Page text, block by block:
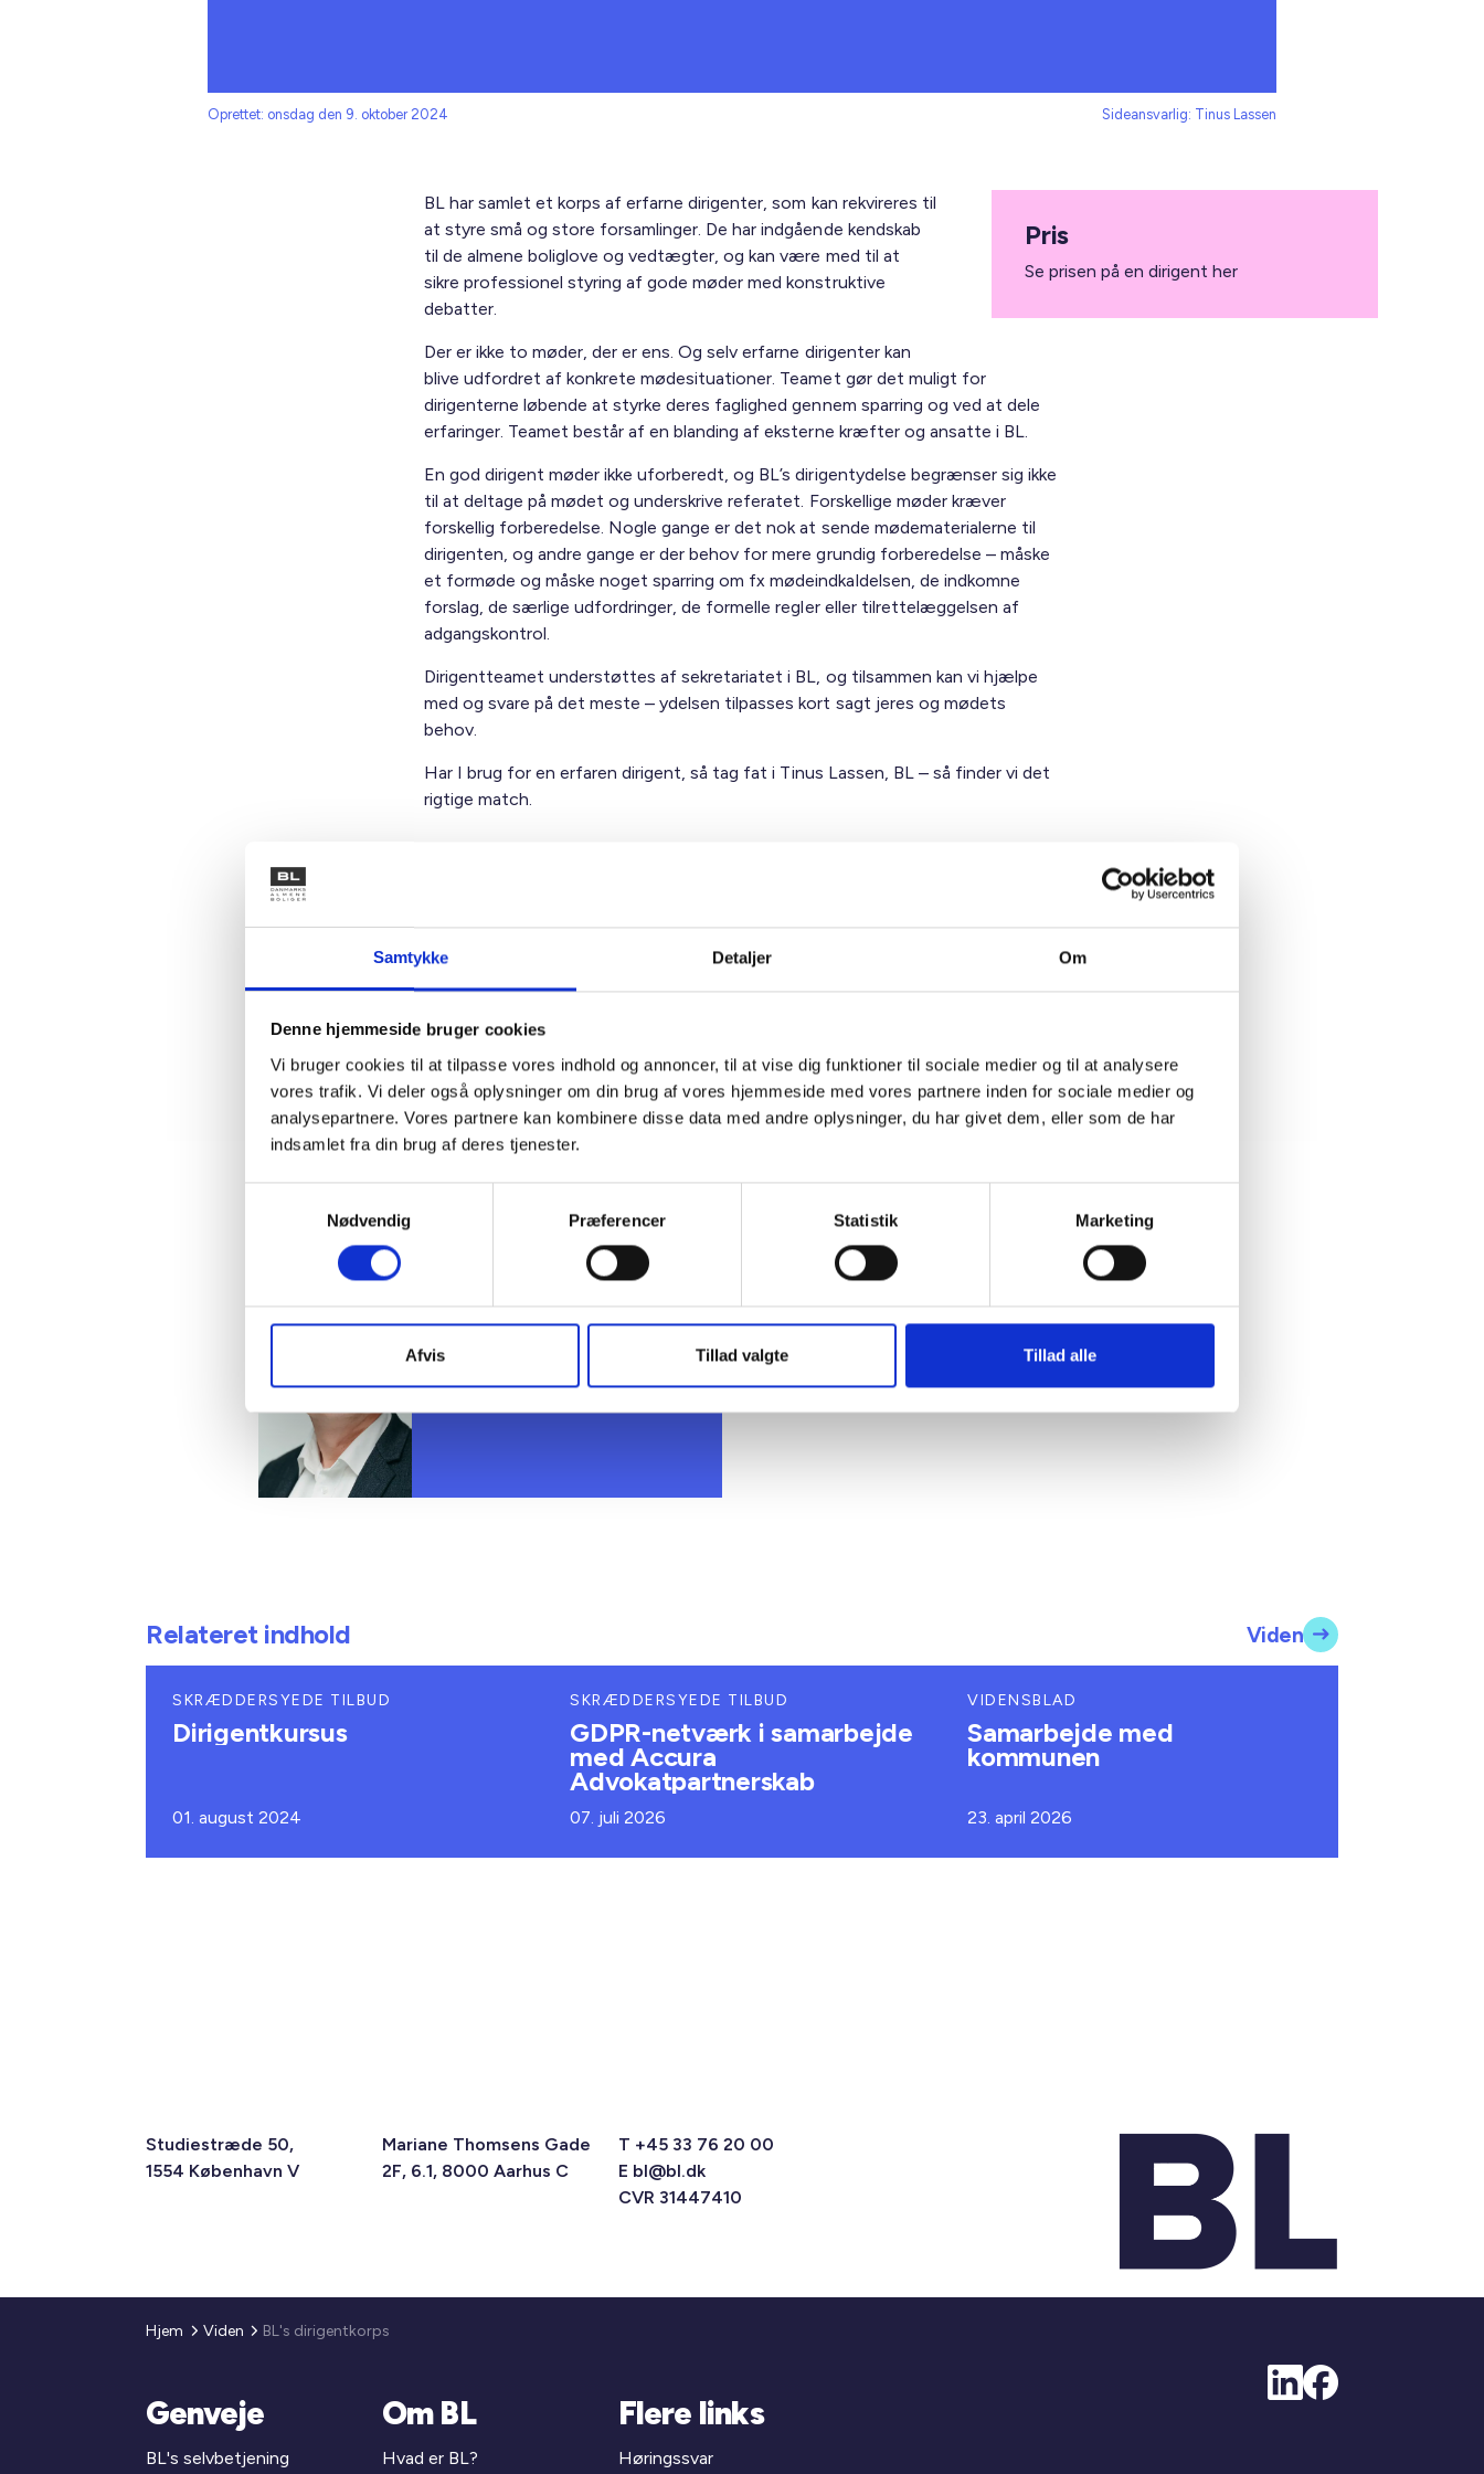
Samtykke Detaljer Om
Denne hjemmeside bruger cookies
Vi bruger cookies til at tilpasse vores indhold og annoncer, til at vise dig funktioner til sociale medier og til at analysere
vores trafik. Vi deler også oplysninger om din brug af vores hjemmeside med vores partnere inden for sociale medier og
analysepartnere. Vores partnere kan kombinere disse data med andre oplysninger, du har givet dem, eller som de har
indsamlet fra din brug af deres tjenester.
Nødvendig
Præferencer Statistik Marketing
Afvis Tillad valgte Tillad alle
Oprettet: onsdag den 9. oktober 2024 Sideansvarlig: Tinus Lassen
Pris
Se prisen på en dirigent her
BL har samlet et korps af erfarne dirigenter, som kan rekvireres til
at styre små og store forsamlinger. De har indgående kendskab
til de almene boliglove og vedtægter, og kan være med til at
sikre professionel styring af gode møder med konstruktive
debatter.
Der er ikke to møder, der er ens. Og selv erfarne dirigenter kan
blive udfordret af konkrete mødesituationer. Teamet gør det muligt for
dirigenterne løbende at styrke deres faglighed gennem sparring og ved at dele
erfaringer. Teamet består af en blanding af eksterne kræfter og ansatte i BL.
En god dirigent møder ikke uforberedt, og BL’s dirigentydelse begrænser sig ikke
til at deltage på mødet og underskrive referatet. Forskellige møder kræver
forskellig forberedelse. Nogle gange er det nok at sende mødematerialerne til
dirigenten, og andre gange er der behov for mere grundig forberedelse – måske
et formøde og måske noget sparring om fx mødeindkaldelsen, de indkomne
forslag, de særlige udfordringer, de formelle regler eller tilrettelæggelsen af
adgangskontrol.
Dirigentteamet understøttes af sekretariatet i BL, og tilsammen kan vi hjælpe
med og svare på det meste – ydelsen tilpasses kort sagt jeres og mødets
behov.
Har I brug for en erfaren dirigent, så tag fat i Tinus Lassen, BL – så finder vi det
rigtige match.
Lars Magnus Christensen, Landsbyggefonden (tidl. Dansk Industri mv.)
Lotte Poulsen, Domea.dk
Rasmus Kjær Slot, tidl. UBSBOLIG
Søren Madsen, tidl. BL - Danmarks Almene Boliger
Toke Arndal, tidl. SALUS Boligadministration
Tinus Lassen, BL - Danmarks Almene Boliger
Kontakt
Tinus Lassen
Tlf: 61 22 04 65
Mail: tla@bl.dk
Relateret indhold Viden
SKRÆDDERSYEDE TILBUD
Dirigentkursus
01. august 2024
SKRÆDDERSYEDE TILBUD
GDPR-netværk i samarbejde
med Accura
Advokatpartnerskab
07. juli 2026
VIDENSBLAD
Samarbejde med
kommunen
23. april 2026
Studiestræde 50,
1554 København V
Mariane Thomsens Gade
2F, 6.1, 8000 Aarhus C
T +45 33 76 20 00
E bl@bl.dk
CVR 31447410
Hjem Viden BL's dirigentkorps
Genveje
BL's selvbetjening
Om BL
Hvad er BL?
Flere links
Høringssvar